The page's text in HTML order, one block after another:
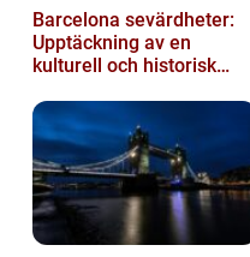
Barcelona sevärdheter:
Upptäckning av en
kulturell och historisk